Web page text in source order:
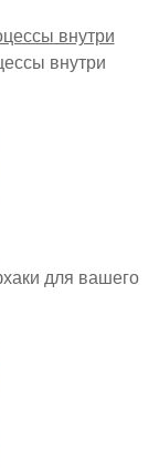
внутри
для вашего